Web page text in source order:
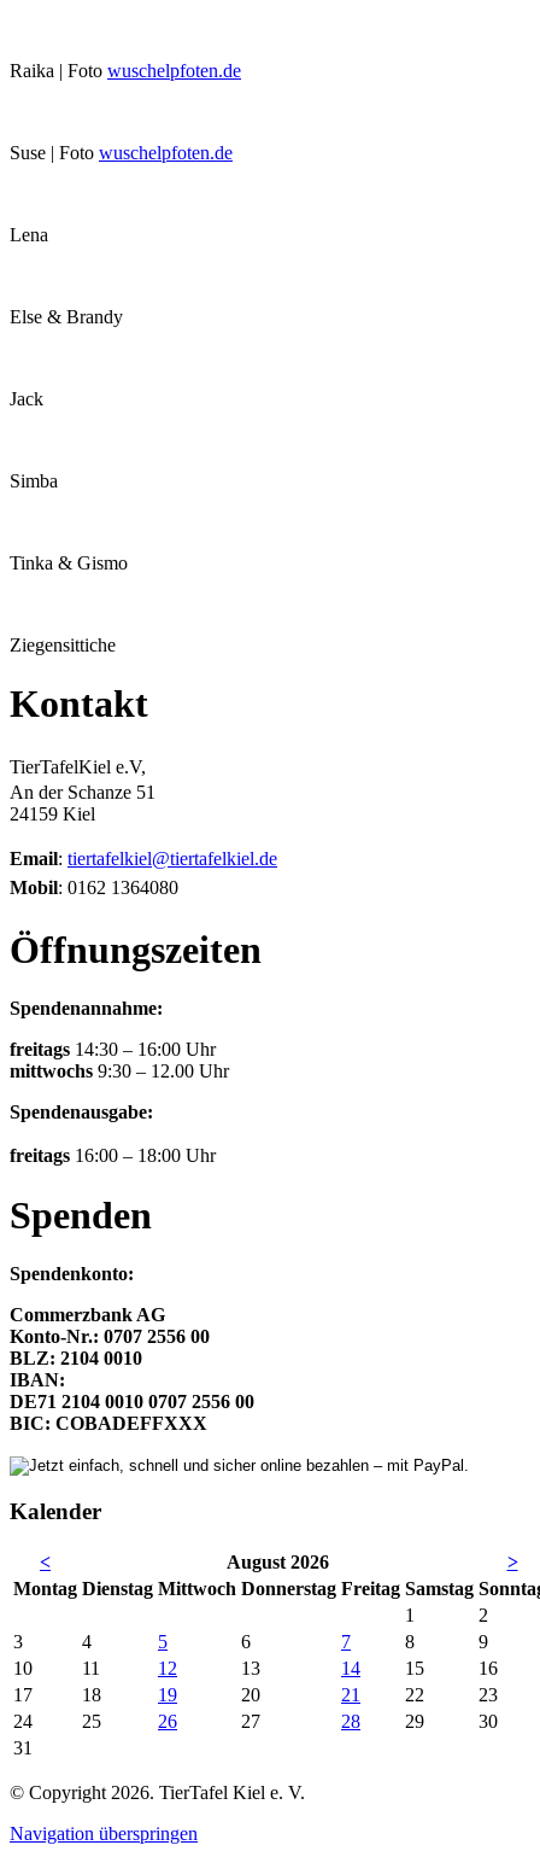
Raika | Foto wuschelpfoten.de
Suse | Foto wuschelpfoten.de
Lena
Else & Brandy
Jack
Simba
Tinka & Gismo
Ziegensittiche
Kontakt
TierTafelKiel e.V,
An der Schanze 51
24159 Kiel
Email: tiertafelkiel@tiertafelkiel.de
Mobil: 0162 1364080
Öffnungszeiten
Spendenannahme:
freitags 14:30 – 16:00 Uhr
mittwochs 9:30 – 12.00 Uhr
Spendenausgabe:
freitags 16:00 – 18:00 Uhr
Spenden
Spendenkonto:
Commerzbank AG
Konto-Nr.: 0707 2556 00
BLZ: 2104 0010
IBAN:
DE71 2104 0010 0707 2556 00
BIC: COBADEFFXXX
Kalender
< August 2026
>
Montag Dienstag Mittwoch Donnerstag Freitag Samstag So
1
2
3
4 5 6 7 8
9
10
11 12 13 14 15
16
17
18 19 20 21 22
23
24
25 26 27 28 29
30
31
© Copyright 2026. TierTafel Kiel e. V.
Navigation überspringen